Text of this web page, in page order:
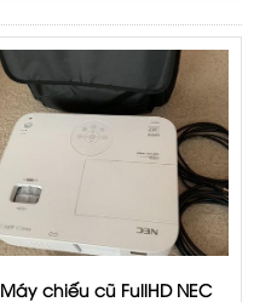
Máy chiếu cũ FullHD NEC